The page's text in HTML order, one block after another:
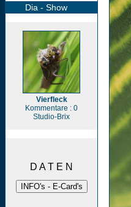
Dia - Show
Vierfleck
Kommentare : 0
Studio-Brix
D A T E N